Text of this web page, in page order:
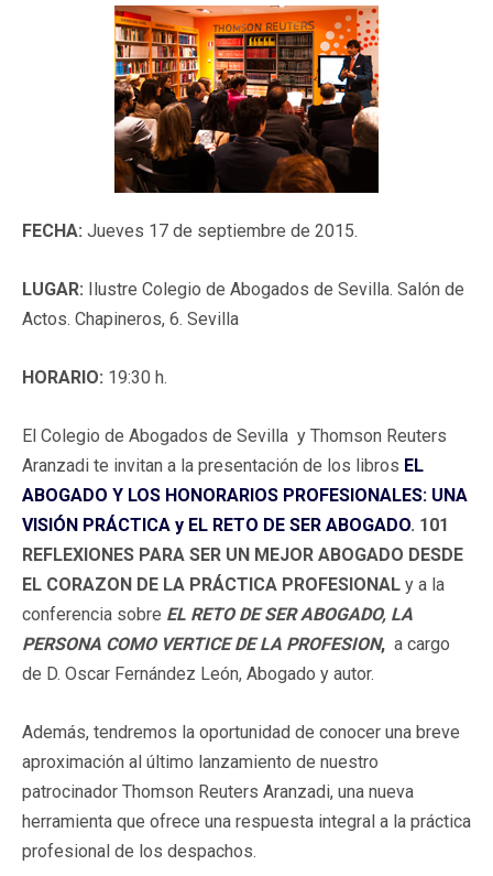
FECHA: Jueves 17 de septiembre de 2015.
LUGAR: Ilustre Colegio de Abogados de Sevilla. Salón de
Actos. Chapineros, 6. Sevilla
HORARIO: 19:30 h.
El Colegio de Abogados de Sevilla y Thomson Reuters
Aranzadi te invitan a la presentación de los libros EL
ABOGADO Y LOS HONORARIOS PROFESIONALES: UNA
VISIÓN PRÁCTICA y EL RETO DE SER ABOGADO. 101
REFLEXIONES PARA SER UN MEJOR ABOGADO DESDE
EL CORAZON DE LA PRÁCTICA PROFESIONAL y a la
conferencia sobre EL RETO DE SER ABOGADO, LA
PERSONA COMO VERTICE DE LA PROFESION, a cargo
de D. Oscar Fernández León, Abogado y autor.
Además, tendremos la oportunidad de conocer una breve
aproximación al último lanzamiento de nuestro
patrocinador Thomson Reuters Aranzadi, una nueva
herramienta que ofrece una respuesta integral a la práctica
profesional de los despachos.